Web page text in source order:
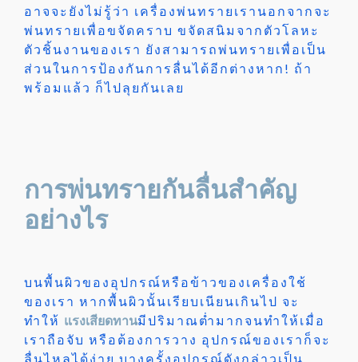
อาจจะยังไม่รู้ว่า เครื่องพ่นทรายเรานอกจากจะ
พ่นทรายเพื่อขจัดคราบ ขจัดสนิมจากตัวโลหะ
ตัวชิ้นงานของเรา ยังสามารถพ่นทรายเพื่อเป็น
ส่วนในการป้องกันการลื่นได้อีกต่างหาก! ถ้า
พร้อมแล้ว ก็ไปลุยกันเลย
การพ่นทรายกันลื่นสำคัญ
อย่างไร
บนพื้นผิวของอุปกรณ์หรือข้าวของเครื่องใช้
ของเรา หากพื้นผิวนั้นเรียบเนียนเกินไป จะ
ทำให้ แรงเสียดทานมีปริมาณต่ำมากจนทำให้เมื่อ
เราถือจับ หรือต้องการวาง อุปกรณ์ของเราก็จะ
ลื่นไหลได้ง่าย บางครั้งอุปกรณ์ดังกล่าวเป็น